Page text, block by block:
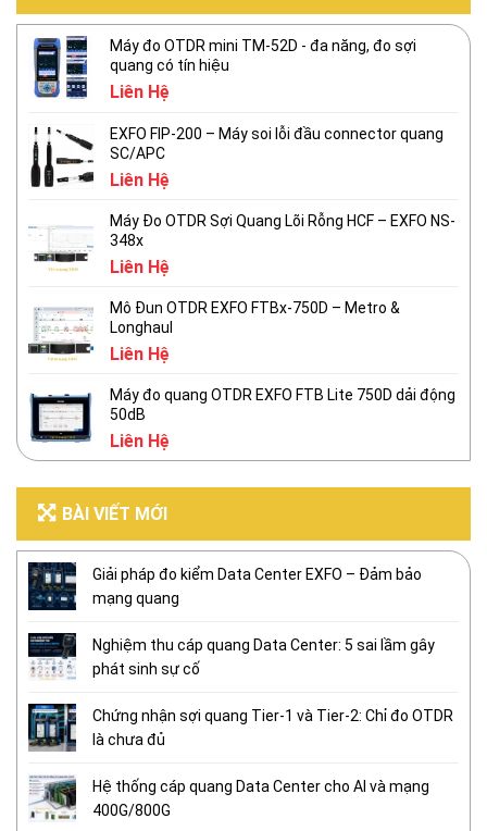
Máy đo OTDR mini TM-52D - đa năng, đo sợi
quang có tín hiệu
Liên Hệ
EXFO FIP-200 – Máy soi lỗi đầu connector quang
SC/APC
Liên Hệ
Máy Đo OTDR Sợi Quang Lõi Rỗng HCF – EXFO NS-
348x
Liên Hệ
Mô Đun OTDR EXFO FTBx-750D – Metro &
Longhaul
Liên Hệ
Máy đo quang OTDR EXFO FTB Lite 750D dải động
50dB
Liên Hệ
BÀI VIẾT MỚI
Giải pháp đo kiểm Data Center EXFO – Đảm bảo
mạng quang
Nghiệm thu cáp quang Data Center: 5 sai lầm gây
phát sinh sự cố
Chứng nhận sợi quang Tier-1 và Tier-2: Chỉ đo OTDR
là chưa đủ
Hệ thống cáp quang Data Center cho AI và mạng
400G/800G